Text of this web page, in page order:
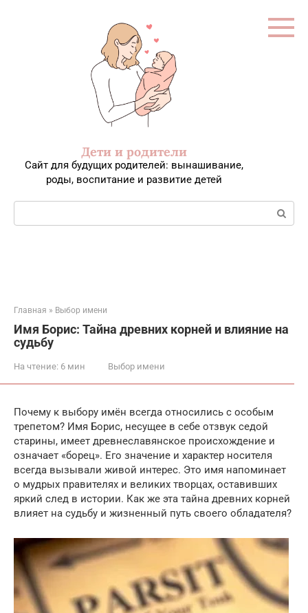
Дети и родители
Сайт для будущих родителей: вынашивание,
роды, воспитание и развитие детей
Поиск:
Главная » Выбор имени
Имя Борис: Тайна древних корней и влияние на
судьбу
На чтение: 6 мин Выбор имени
Почему к выбору имён всегда относились с особым
трепетом? Имя Борис, несущее в себе отзвук седой
старины, имеет древнеславянское происхождение и
означает «борец». Его значение и характер носителя
всегда вызывали живой интерес. Это имя напоминает
о мудрых правителях и великих творцах, оставивших
яркий след в истории. Как же эта тайна древних корней
влияет на судьбу и жизненный путь своего обладателя?